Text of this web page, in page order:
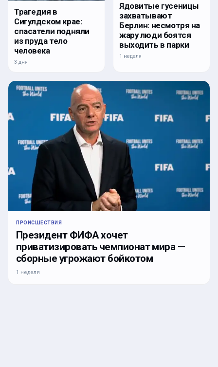
Трагедия в
Сигулдском крае:
спасатели подняли
из пруда тело
человека
3 дня
Ядовитые гусеницы
захватывают
Берлин: несмотря на
жару люди боятся
выходить в парки
1 неделя
ПРОИСШЕСТВИЯ
Президент ФИФА хочет
приватизировать чемпионат мира —
сборные угрожают бойкотом
1 неделя